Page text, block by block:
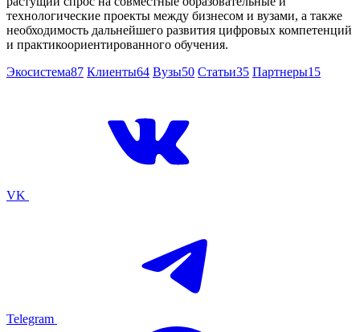
технологические проекты между бизнесом и вузами, а также
необходимость дальнейшего развития цифровых компетенций
и практикоориентированного обучения.
Экосистема87 Клиенты64 Вузы50 Статьи35 Партнеры15
VK
Telegram